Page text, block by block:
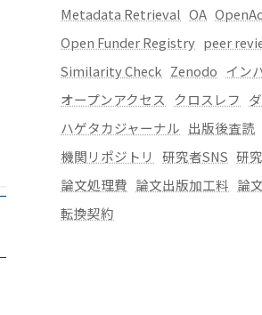
Metadata Retrieval OA
Open Funder Registry peer
Similarity Check Zenodo イン
オープンアクセス クロスレフ
ハゲタカジャーナル 出版後査読
機関リポジトリ
研究者SNS 研
論文処理費 論文出版加工料 論
転換契約